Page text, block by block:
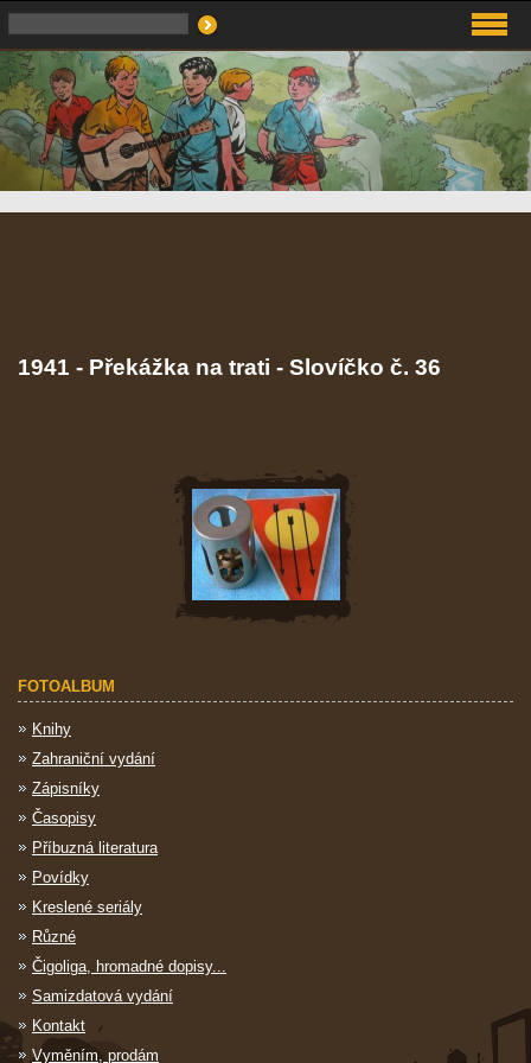
1941 - Překážka na trati - Slovíčko č. 36
FOTOALBUM
Knihy
Zahraniční vydání
Zápisníky
Časopisy
Příbuzná literatura
Povídky
Kreslené seriály
Různé
Čigoliga, hromadné dopisy...
Samizdatová vydání
Kontakt
Vyměním, prodám